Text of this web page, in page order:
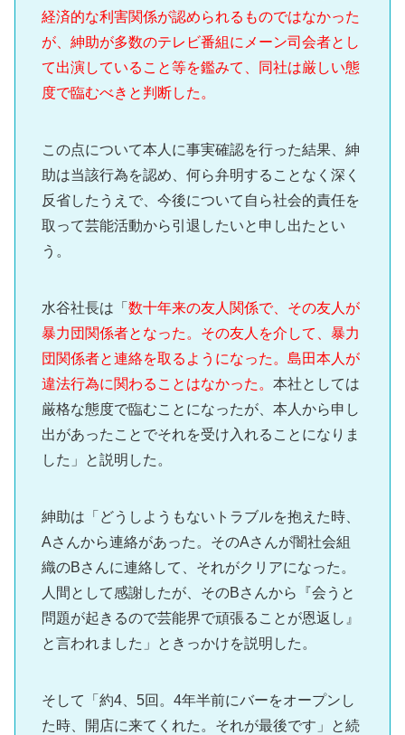
経済的な利害関係が認められるものではなかった
が、紳助が多数のテレビ番組にメーン司会者とし
て出演していること等を鑑みて、同社は厳しい態
度で臨むべきと判断した。
この点について本人に事実確認を行った結果、紳
助は当該行為を認め、何ら弁明することなく深く
反省したうえで、今後について自ら社会的責任を
取って芸能活動から引退したいと申し出たとい
う。
水谷社長は「 数十年来の友人関係で、その友人が
暴力団関係者となった。その友人を介して、暴力
団関係者と連絡を取るようになった。島田本人が
違法行為に関わることはなかった。 本社としては
厳格な態度で臨むことになったが、本人から申し
出があったことでそれを受け入れることになりま
した」と説明した。
紳助は「どうしようもないトラブルを抱えた時、
Aさんから連絡があった。そのAさんが闇社会組
織のBさんに連絡して、それがクリアになった。
人間として感謝したが、そのBさんから『会うと
問題が起きるので芸能界で頑張ることが恩返し』
と言われました」ときっかけを説明した。
そして「約4、5回。4年半前にバーをオープンし
た時、開店に来てくれた。それが最後です」と続